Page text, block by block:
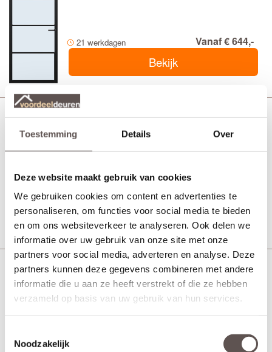
Toestemming Details Over
Deze website maakt gebruik van cookies
We gebruiken cookies om content en advertenties te
personaliseren, om functies voor social media te bieden
en om ons websiteverkeer te analyseren. Ook delen we
informatie over uw gebruik van onze site met onze
partners voor social media, adverteren en analyse. Deze
partners kunnen deze gegevens combineren met andere
informatie die u aan ze heeft verstrekt of die ze hebben
verzameld op basis van uw gebruik van hun services.
Noodzakelijk
21 werkdagen Vanaf € 644,-
Bekijk
Svedex NDB900 Zwart Rook glas
MDF afgelakt zwart
21 werkdagen Vanaf € 644,-
Bekijk
Svedex NDB901 Brons blank glas
Brons
Vanaf € 780,-